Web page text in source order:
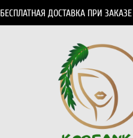
БЕСПЛАТНАЯ ДОСТАВКА ПРИ